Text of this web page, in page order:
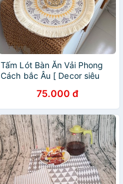
Tấm Lót Bàn Ăn Vải Phong
Cách bắc Âu [ Decor siêu
75.000 đ